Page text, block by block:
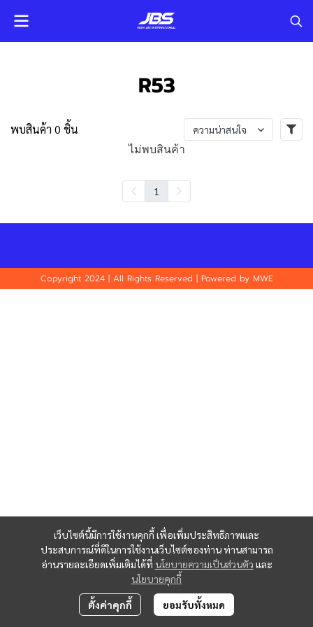
R53
พบสินค้า 0 ชิ้น ความน่าสนใจ
ไม่พบสินค้า
1
เว็บไซต์นี้มีการใช้งานคุกกี้ เพื่อเพิ่มประสิทธิภาพและ
ประสบการณ์ที่ดีในการใช้งานเว็บไซต์ของท่าน ท่านสามารถ
อ่านรายละเอียดเพิ่มเติมได้ที่ นโยบายความเป็นส่วนตัว และ
นโยบายคุกกี้
ตั้งค่าคุกกี้ ยอมรับทั้งหมด
Copyright 2024 | All Rights Reserved | Powered by MWE